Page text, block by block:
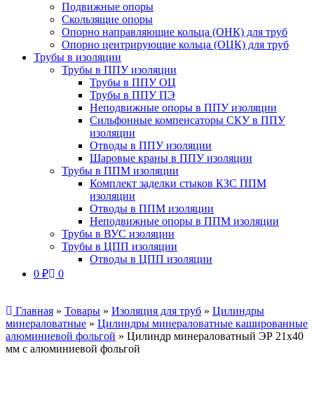
Подвижные опоры
Скользящие опоры
Опорно направляющие кольца (ОНК) для труб
Опорно центрирующие кольца (ОЦК) для труб
Трубы в изоляции
Трубы в ППУ изоляции
Трубы в ППУ ОЦ
Трубы в ППУ ПЭ
Неподвижные опоры в ППУ изоляции
Сильфонные компенсаторы СКУ в ППУ
изоляции
Отводы в ППУ изоляции
Шаровые краны в ППУ изоляции
Трубы в ППМ изоляции
Комплект заделки стыков КЗС ППМ
изоляции
Отводы в ППМ изоляции
Неподвижные опоры в ППМ изоляции
Трубы в ВУС изоляции
Трубы в ЦПП изоляции
Отводы в ЦПП изоляции
0 ₽ 0
Главная » Товары » Изоляция для труб » Цилиндры
минераловатные » Цилиндры минераловатные кашированные
алюминиевой фольгой » Цилиндр минераловатный ЭР 21х40
мм с алюминиевой фольгой